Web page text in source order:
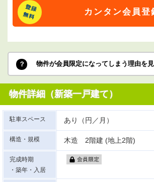
カンタン会員登
物件が会員限定になってしまう理由を
物件詳細（新築一戸建て）
駐車スペース あり（円／月）
構造・規模 木造 2階建 (地上2階)
完成時期
・築年・入居